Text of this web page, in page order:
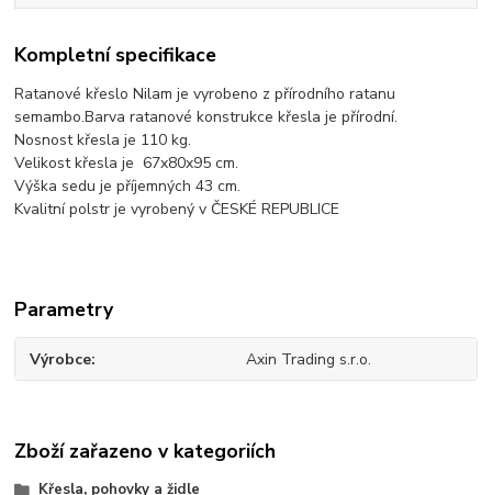
Kompletní specifikace
Ratanové křeslo Nilam je vyrobeno z přírodního ratanu
semambo.Barva ratanové konstrukce křesla je přírodní.
Nosnost křesla je 110 kg.
Velikost křesla je 67x80x95 cm.
Výška sedu je příjemných 43 cm.
Kvalitní polstr je vyrobený v ČESKÉ REPUBLICE
Parametry
Výrobce Axin Trading s.r.o.
Zboží zařazeno v kategoriích
Křesla, pohovky a židle